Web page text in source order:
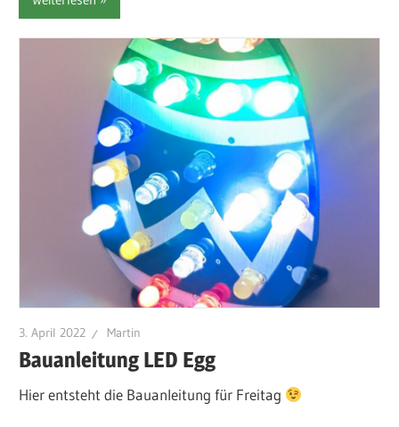
3. April 2022 Martin
Bauanleitung LED Egg
Hier entsteht die Bauanleitung für Freitag